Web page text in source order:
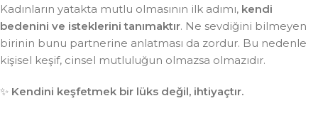
Kadınların yatakta mutlu olmasının ilk adımı, kendi
bedenini ve isteklerini tanımaktır. Ne sevdiğini bilmeyen
birinin bunu partnerine anlatması da zordur. Bu nedenle
kişisel keşif, cinsel mutluluğun olmazsa olmazıdır.
✨ Kendini keşfetmek bir lüks değil, ihtiyaçtır.